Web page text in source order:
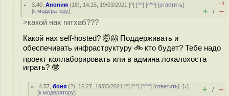
3.40 ,Аноним (18), 14:15, 19/03/2021 [^] [^^] [^^^] [ответить]
[к модератору]
–1
+ / –
>какой нах гитхаб???
Какой нах self-hosted? 🤯😱 Поддерживать и
обеспечивать инфраструктуру 🚲 кто будет? Тебе надо
проект коллаборировать или в админа локалохоста
играть? 🤓
4.57 ,боня (?), 16:27, 19/03/2021 [^] [^^] [^^^] [ответить][↓]
[к модератору] + / –